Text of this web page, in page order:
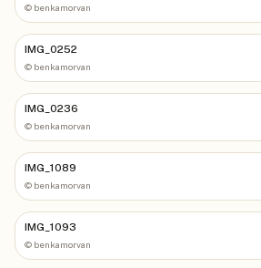
© benkamorvan
IMG_0252
© benkamorvan
IMG_0236
© benkamorvan
IMG_1089
© benkamorvan
IMG_1093
© benkamorvan